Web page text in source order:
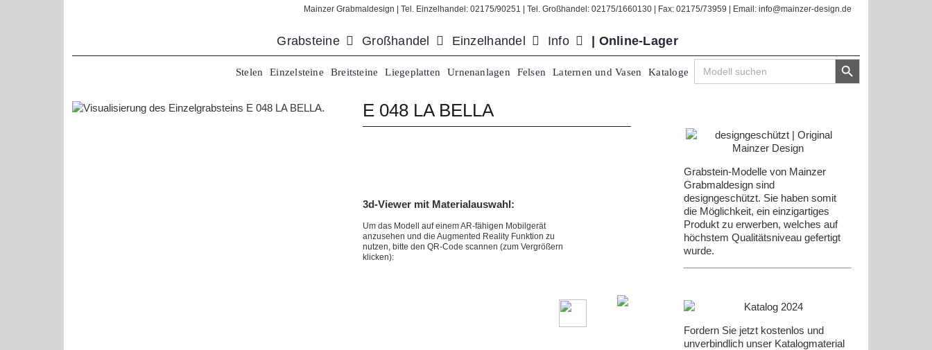
Mainzer Grabmaldesign | Tel. Einzelhandel: 02175/90251 | Tel. Großhandel: 02175/1660130 | Fax: 02175/73959 | Email: info@mainzer-design.de
Grabsteine Großhandel Einzelhandel Info | Online-Lager
Stelen Einzelsteine Breitsteine Liegeplatten Urnenanlagen Felsen Laternen und Vasen Kataloge
Search
for:
Search Button
E 048 LA BELLA
3d-Viewer mit Materialauswahl:
Um das Modell auf einemAR-fähigen Mobilgerät
anzusehen und die Augmented Reality Funktion zu
nutzen, bitte den QR-Code scannen (zum Vergrößern
klicken):
Grabstein-Modelle von Mainzer
Grabmaldesign sind
designgeschützt. Sie haben somit
die Möglichkeit, ein einzigartiges
Produkt zu erwerben, welches auf
höchstem Qualitätsniveau gefertigt
wurde.
Fordern Sie jetzt kostenlos und
unverbindlich unser Katalogmaterial